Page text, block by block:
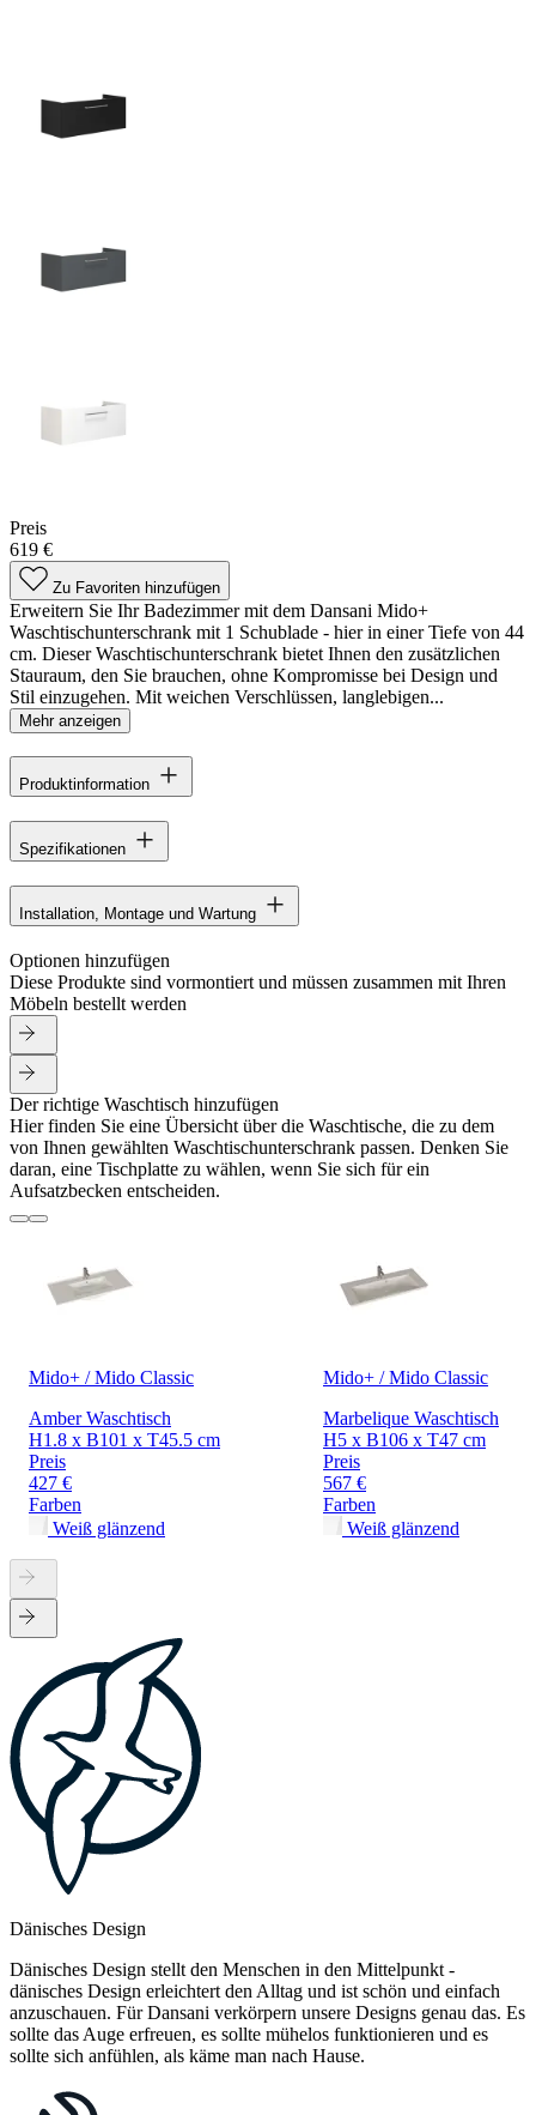
Preis
619 €
Zu Favoriten hinzufügen
Erweitern Sie Ihr Badezimmer mit dem Dansani Mido+
Waschtischunterschrank mit 1 Schublade - hier in einer Tiefe von 44
cm. Dieser Waschtischunterschrank bietet Ihnen den zusätzlichen
Stauraum, den Sie brauchen, ohne Kompromisse bei Design und
Stil einzugehen. Mit weichen Verschlüssen, langlebigen...
Mehr anzeigen
Produktinformation
Spezifikationen
Installation, Montage und Wartung
Optionen hinzufügen
Diese Produkte sind vormontiert und müssen zusammen mit Ihren
Möbeln bestellt werden
Der richtige Waschtisch hinzufügen
Hier finden Sie eine Übersicht über die Waschtische, die zu dem
von Ihnen gewählten Waschtischunterschrank passen. Denken Sie
daran, eine Tischplatte zu wählen, wenn Sie sich für ein
Aufsatzbecken entscheiden.
Mido+ / Mido Classic
Amber Waschtisch
H1.8 x B101 x T45.5 cm
Preis
427 €
Farben
Weiß glänzend
Mido+ / Mido Classic
Marbelique Waschtisch
H5 x B106 x T47 cm
Preis
567 €
Farben
Weiß glänzend
Dänisches Design
Dänisches Design stellt den Menschen in den Mittelpunkt -
dänisches Design erleichtert den Alltag und ist schön und einfach
anzuschauen. Für Dansani verkörpern unsere Designs genau das. Es
sollte das Auge erfreuen, es sollte mühelos funktionieren und es
sollte sich anfühlen, als käme man nach Hause.